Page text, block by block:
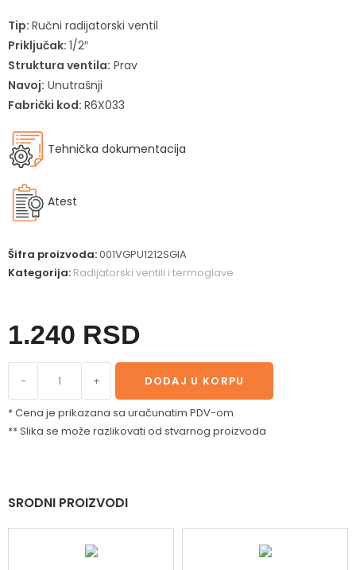
Tip: Ručni radijatorski ventil
Priključak: 1/2″
Struktura ventila: Prav
Navoj: Unutrašnji
Fabrički kod: R6X033
Tehnička dokumentacija
Atest
Šifra proizvoda:001VGPU1212SGIA
Kategorija: Radijatorski ventili i termoglave
1.240 RSD
- + DODAJ U KORPU
* Cena je prikazana sa uračunatim PDV-om
** Slika se može razlikovati od stvarnog proizvoda
SRODNI PROIZVODI